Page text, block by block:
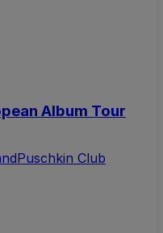
Album Tour
Puschkin Club